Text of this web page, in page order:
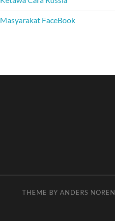
Masyarakat FaceBook
THEME BY ANDERS NOREN